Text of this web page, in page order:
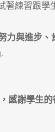
練習跟學
與進步、
感謝學生的